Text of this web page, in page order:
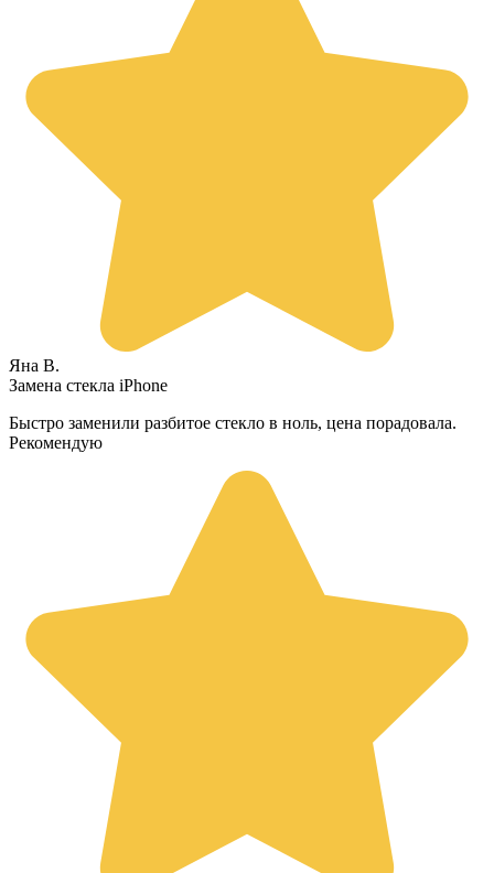
Яна В.
Замена стекла iPhone
Быстро заменили разбитое стекло в ноль, цена порадовала.
Рекомендую